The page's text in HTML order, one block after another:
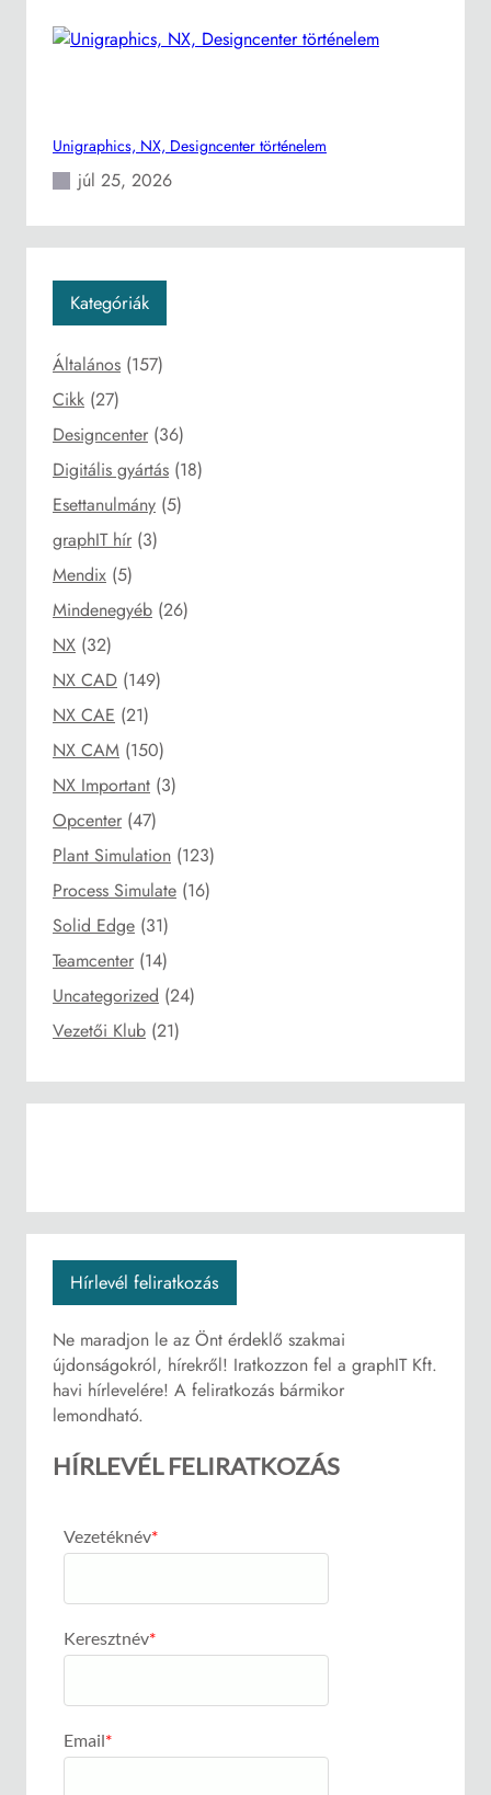
Unigraphics, NX, Designcenter történelem
júl 25, 2026
Kategóriák
Általános (157)
Cikk (27)
Designcenter (36)
Digitális gyártás (18)
Esettanulmány (5)
graphIT hír (3)
Mendix (5)
Mindenegyéb (26)
NX (32)
NX CAD (149)
NX CAE (21)
NX CAM (150)
NX Important (3)
Opcenter (47)
Plant Simulation (123)
Process Simulate (16)
Solid Edge (31)
Teamcenter (14)
Uncategorized (24)
Vezetői Klub (21)
Hírlevél feliratkozás
Ne maradjon le az Önt érdeklő szakmai
újdonságokról, hírekről! Iratkozzon fel a graphIT Kft.
havi hírlevelére! A feliratkozás bármikor
lemondható.
HÍRLEVÉL FELIRATKOZÁS
Vezetéknév*
Keresztnév*
Email*